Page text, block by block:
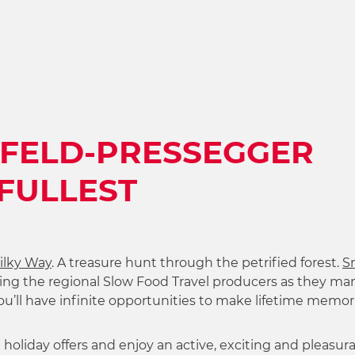
PRESSEGGER
Way. A treasure hunt through the petrified forest.
the regional Slow Food Travel producers as they
have infinite opportunities to make lifetime
offers and enjoy an active, exciting and